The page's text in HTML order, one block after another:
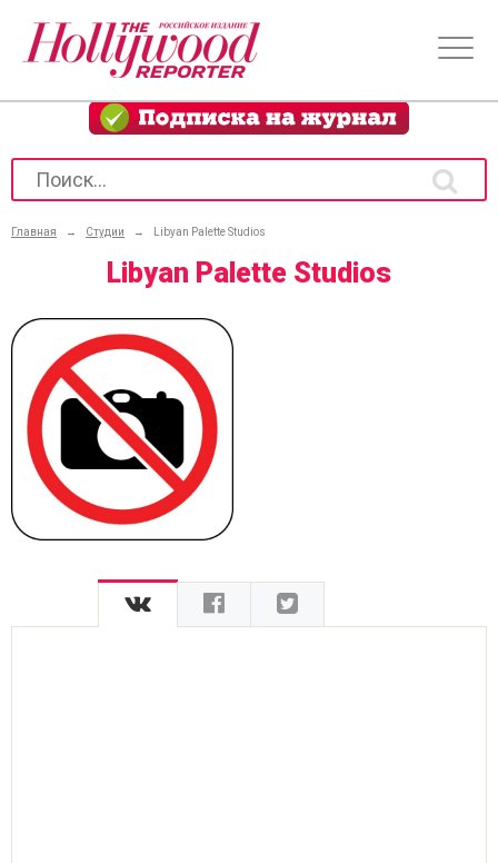
Главная → Студии → Libyan Palette Studios
Libyan Palette Studios